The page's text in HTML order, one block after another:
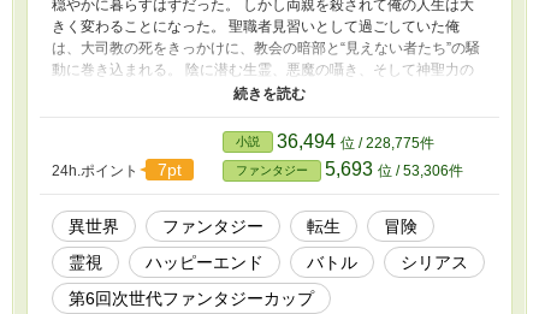
穏やかに暮らすはずだった。 しかし両親を殺されて俺の人生は大
きく変わることになった。 聖職者見習いとして過ごしていた俺
は、大司教の死をきっかけに、教会の暗部と“見えない者たち”の騒
動に巻き込まれる。 陰に潜む生霊、悪魔の囁き、そして神聖力の
中で消えられずに残る魂。 俺はただ一人だけ、その全てが見てし
まう。 聖と魔の力を併せ持つ異端の存在として、俺はやがて世界
の“見えない構造”に立ち向かうことになる。
24h.ポイント 7pt
小説 36,494 位 / 228,775件
ファンタジー 5,693 位 / 53,306件
異世界 ファンタジー 転生
冒険
霊視
ハッピーエンド バトル
シリアス
第6回次世代ファンタジーカップ